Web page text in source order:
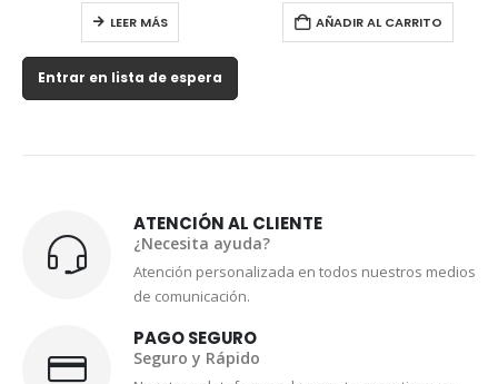
LEER MÁS
Entrar en lista de espera
AÑADIR AL CARRITO
ATENCIÓN AL CLIENTE
¿Necesita ayuda?
Atención personalizada en todos nuestros medios
de comunicación.
PAGO SEGURO
Seguro y Rápido